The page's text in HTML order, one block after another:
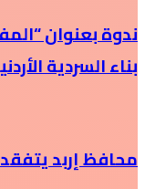
ندوة بعنوان
بناء السردية
محافظ إربد